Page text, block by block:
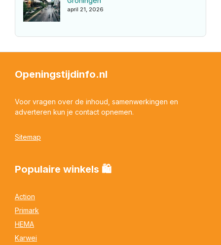
april 21, 2026
Openingstijdinfo.nl
Voor vragen over de inhoud, samenwerkingen en
adverteren kun je contact opnemen.
Sitemap
Populaire winkels 🛍
Action
Primark
HEMA
Karwei